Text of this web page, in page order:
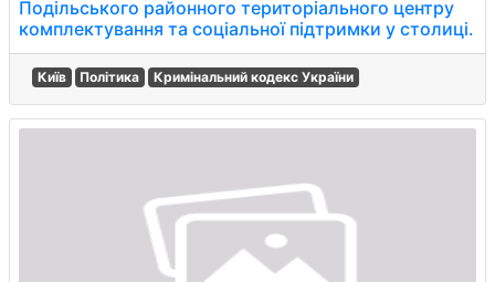
Подільського районного територіального центру
комплектування та соціальної підтримки у столиці.
Київ Політика Кримінальний кодекс України